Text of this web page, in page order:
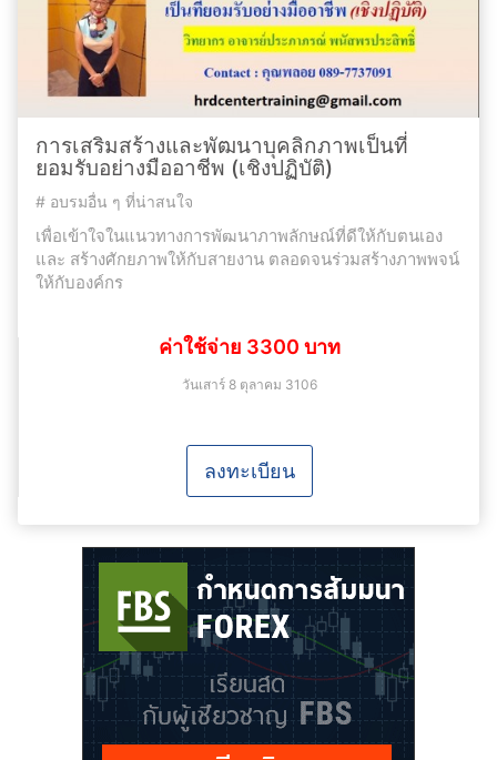
การเสริมสร้างและพัฒนาบุคลิกภาพเป็นที่
ยอมรับอย่างมืออาชีพ (เชิงปฏิบัติ)
# อบรมอื่น ๆ ที่น่าสนใจ
เพื่อเข้าใจในแนวทางการพัฒนาภาพลักษณ์ที่ดีให้กับตนเอง
และ สร้างศักยภาพให้กับสายงาน ตลอดจนร่วมสร้างภาพพจน์
ให้กับองค์กร
ค่าใช้จ่าย 3300 บาท
วันเสาร์ 8 ตุลาคม 3106
ลงทะเบียน